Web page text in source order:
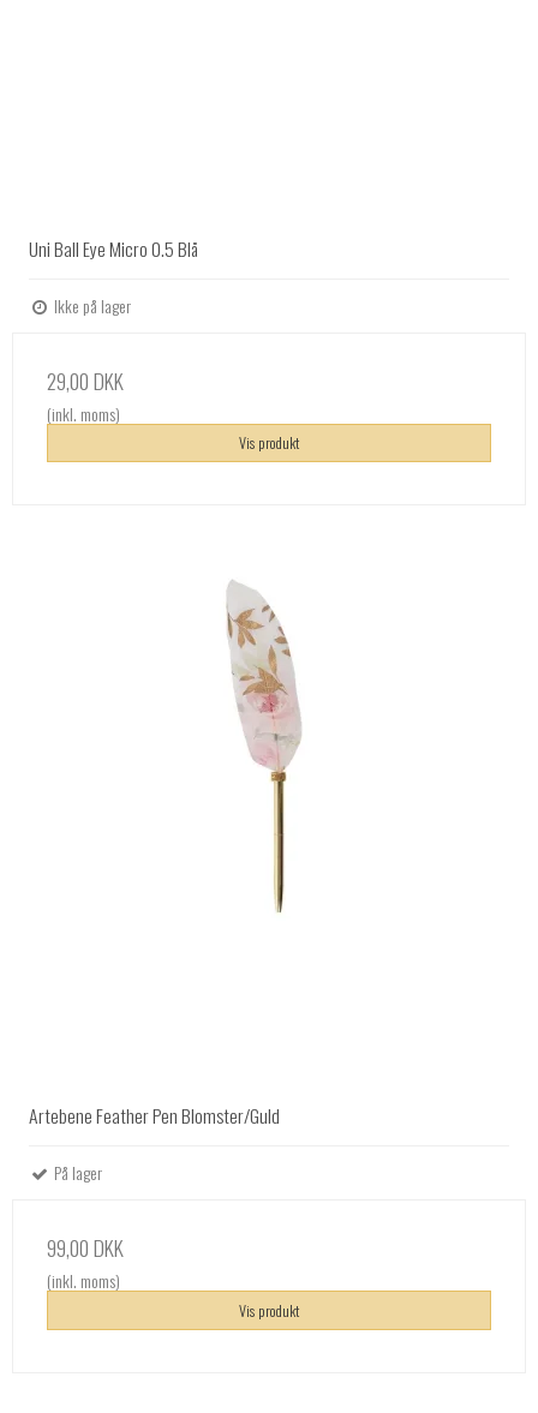
Uni Ball Eye Micro 0.5 Blå
Ikke på lager
29,00 DKK
(inkl. moms)
Vis produkt
Artebene Feather Pen Blomster/Guld
På lager
99,00 DKK
(inkl. moms)
Vis produkt